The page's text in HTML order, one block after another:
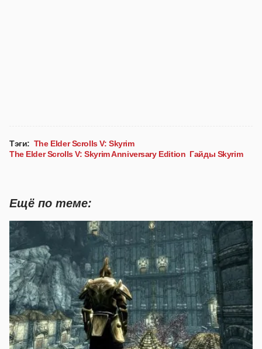
Тэги: The Elder Scrolls V: Skyrim
The Elder Scrolls V: Skyrim Anniversary Edition Гайды Skyrim
Ещё по теме: